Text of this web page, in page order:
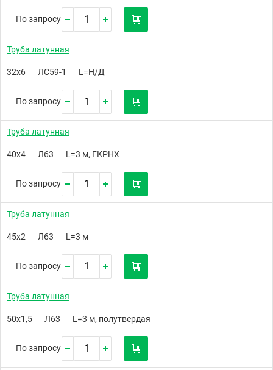
По запросу
Труба латунная
32х6 ЛС59-1 L=Н/Д
По запросу
Труба латунная
40х4 Л63 L=3 м, ГКРНХ
По запросу
Труба латунная
45х2 Л63 L=3 м
По запросу
Труба латунная
50х1,5 Л63 L=3 м, полутвердая
По запросу